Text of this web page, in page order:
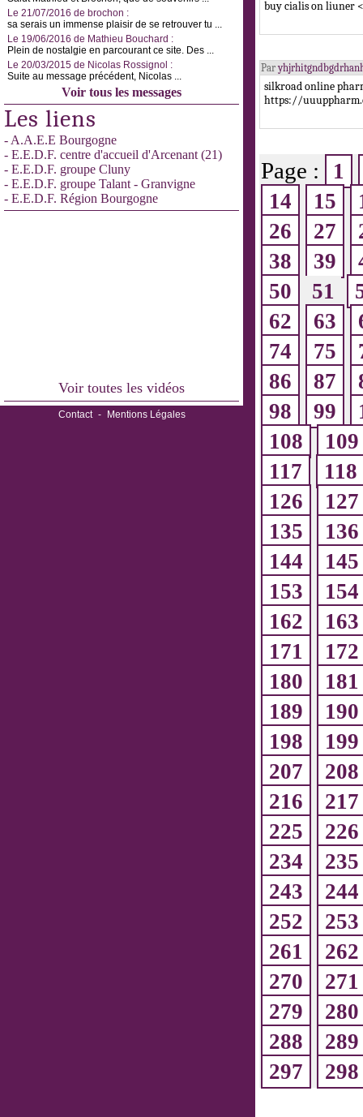
Le 21/07/2016 de brochon :
sa serais un immense plaisir de se retrouver tu ...
Le 19/06/2016 de Mathieu Bouchard :
Plein de nostalgie en parcourant ce site. Des ...
Le 20/03/2015 de Nicolas Rossignol :
Suite au message précédent, Nicolas ...
Voir tous les messages
Les liens
- A.A.E.E Bourgogne
- E.E.D.F. centre d'accueil d'Arcenant (21)
- E.E.D.F. groupe Cluny
- E.E.D.F. groupe Talant - Granvigne
- E.E.D.F. Région Bourgogne
Voir toutes les vidéos
Contact - Mentions Légales
buy cialis on liuner
Par
silkroad online
https://
Page :
1
14
15
26
27
38
39
50
51
62
63
74
75
86
87
98
99
108
109
117
118
126
127
135
136
144
145
153
154
162
163
171
172
180
181
189
190
198
199
207
208
216
217
225
226
234
235
243
244
252
253
261
262
270
271
279
280
288
289
297
298